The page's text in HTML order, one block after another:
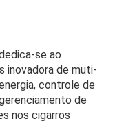
se ao
inovadora de muti-
controle de
de
nos cigarros